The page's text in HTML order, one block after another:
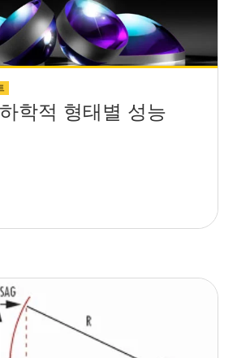
학적 형태별 성능